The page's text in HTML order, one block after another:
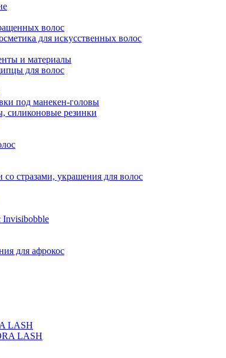
волос
для искусственных волос
и материалы
для волос
под манекен-головы
резинки
стразами, украшения для волос
Invisibobble
для афрокос
LASH
LASH